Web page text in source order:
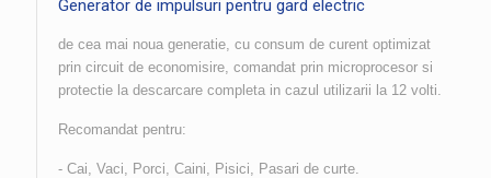
Generator de impulsuri pentru gard electric
de cea mai noua generatie, cu consum de curent optimizat
prin circuit de economisire, comandat prin microprocesor si
protectie la descarcare completa in cazul utilizarii la 12 volti.
Recomandat pentru:
- Cai, Vaci, Porci, Caini, Pisici, Pasari de curte.